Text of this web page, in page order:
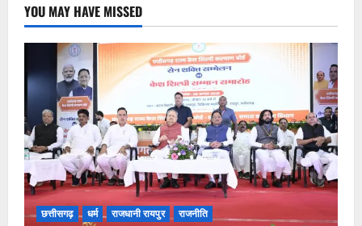
YOU MAY HAVE MISSED
छत्तीसगढ़ धर्म राजधानी रायपुर राजनीति